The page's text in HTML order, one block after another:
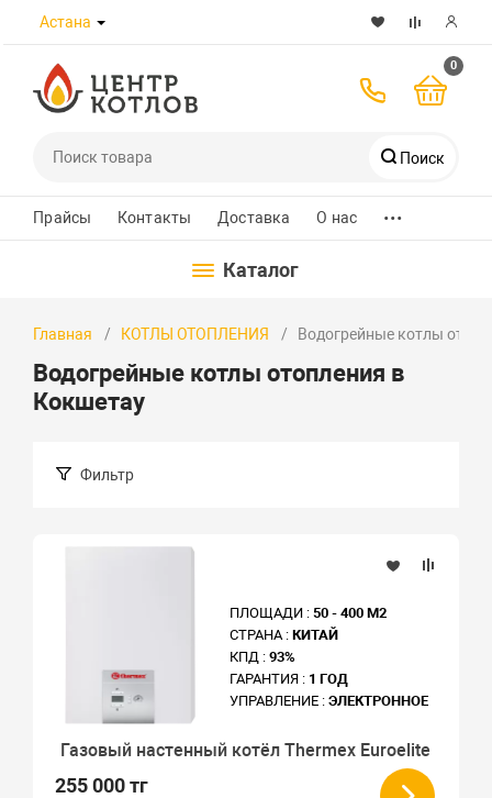
Астана
Поиск
Телефоны
+7 700 580 8223
+7 701 526 30 97
Заказать звонок
0
Прайсы Контакты Доставка О нас ...
Каталог
Главная КОТЛЫ ОТОПЛЕНИЯ Водогрейные котлы
Водогрейные котлы отопления в
Кокшетау
Фильтр
ПЛОЩАДИ :50 - 400 М2
СТРАНА :КИТАЙ
КПД :93%
ГАРАНТИЯ : 1 ГОД
УПРАВЛЕНИЕ :ЭЛЕКТРОННОЕ
Газовый настенный котёл Thermex Euroelite
255 000 тг